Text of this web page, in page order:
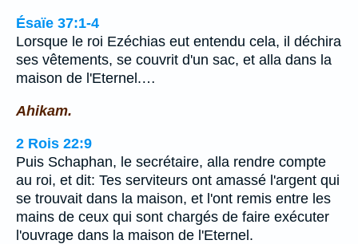
Ésaïe 37:1-4
Lorsque le roi Ezéchias eut entendu cela, il déchira
ses vêtements, se couvrit d'un sac, et alla dans la
maison de l'Eternel.…
Ahikam.
2 Rois 22:9
Puis Schaphan, le secrétaire, alla rendre compte
au roi, et dit: Tes serviteurs ont amassé l'argent qui
se trouvait dans la maison, et l'ont remis entre les
mains de ceux qui sont chargés de faire exécuter
l'ouvrage dans la maison de l'Eternel.